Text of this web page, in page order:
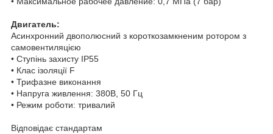
Двигатель:
Асинхронний двополюсний з короткозамкненим ротором з
самовентиляцією
• Ступінь захисту IP55
• Клас ізоляції F
• Трифазне виконання
• Напруга живлення: 380В, 50 Гц
• Режим роботи: тривалий
Відповідає стандартам